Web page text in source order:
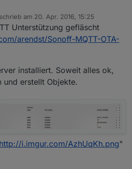
am 20. Apr. 2016, 15:25
editiert von
Unterstützung gefläscht
arendst/Sonoff-MQTT-OTA-
installiert. Soweit alles ok,
erstellt Objekte.
http://i.imgur.com/AzhUqKh.png"